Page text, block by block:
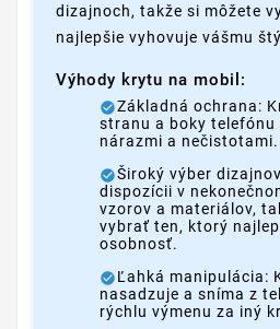
dizajnoch, takže si môžete
najlepšie vyhovuje vášmu
Výhody krytu na mobil:
Základná ochrana:
stranu a boky telefónu
nárazmi a nečistotami.
Široký výber
dispozícii v
vzorov a materiálov,
vybrať ten, ktorý
osobnosť.
Ľahká manipulácia:
nasadzuje a sníma z
rýchlu výmenu za iný